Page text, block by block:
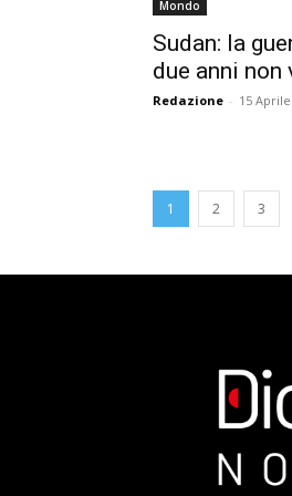
Mondo
Sudan: la
due anni non
Redazione - 15
1 2 3